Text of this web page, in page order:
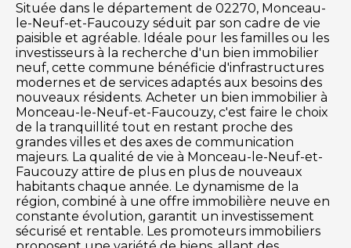
Située dans le département de 02270, Monceau-
le-Neuf-et-Faucouzy séduit par son cadre de vie
paisible et agréable. Idéale pour les familles ou les
investisseurs à la recherche d'un bien immobilier
neuf, cette commune bénéficie d'infrastructures
modernes et de services adaptés aux besoins des
nouveaux résidents. Acheter un bien immobilier à
Monceau-le-Neuf-et-Faucouzy, c'est faire le choix
de la tranquillité tout en restant proche des
grandes villes et des axes de communication
majeurs. La qualité de vie à Monceau-le-Neuf-et-
Faucouzy attire de plus en plus de nouveaux
habitants chaque année. Le dynamisme de la
région, combiné à une offre immobilière neuve en
constante évolution, garantit un investissement
sécurisé et rentable. Les promoteurs immobiliers